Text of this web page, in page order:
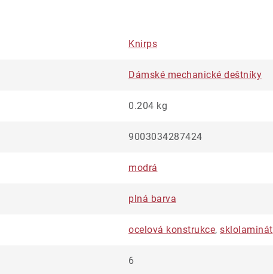
Knirps
Dámské mechanické deštníky
0.204 kg
9003034287424
modrá
plná barva
ocelová konstrukce, sklolaminát
6